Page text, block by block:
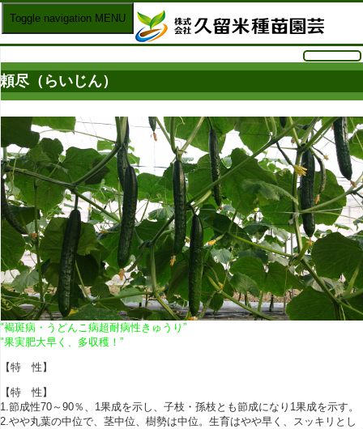
Toggle navigation MENU
頼尽（らいじん）
"褐斑病・うどんこ病超耐病性きゅうり”
"果実肥大早く、多収穫！”
【特 性】
【特 性】
1.節成性70～90％、1果成を示し、子枝・孫枝とも節成になり1果成を示す。
2.やや丸葉の中位で、茎中位、樹勢は中位。生育はやや早く、スッキリとし